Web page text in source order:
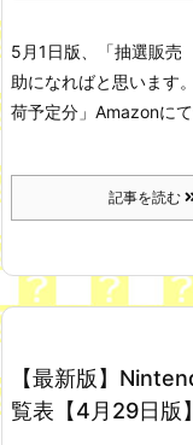
5月1日版、「抽選販
助になればと思います。
荷予定分」Amazonに
記事を読む
【最新版】
覧表【4月29日版】